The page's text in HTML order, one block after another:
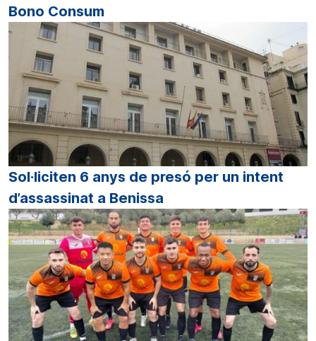
Bono Consum
Sol·liciten 6 anys de presó per un intent
d’assassinat a Benissa